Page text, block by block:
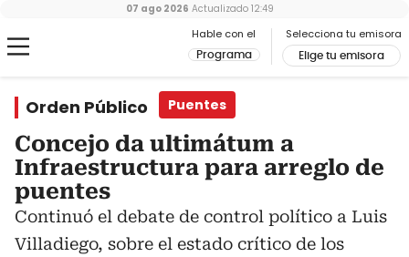
Hable con el
Programa
Selecciona tu emisora
Elige tu emisora
07 ago 2026 Actualizado 12:49
Orden Público Puentes
Concejo da ultimátum a
Infraestructura para arreglo de
puentes
Continuó el debate de control político a Luis
Villadiego, sobre el estado crítico de los